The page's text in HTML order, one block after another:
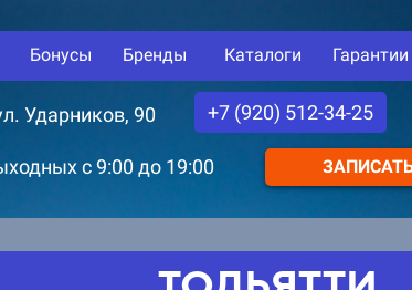
Бонусы Бренды Каталоги Гарантии
Ударников, 90 +7 (920) 512-34-25
с 9:00 до 19:00